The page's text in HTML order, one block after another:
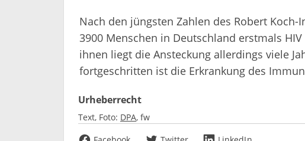
Nach den jüngsten Zahlen des Robert
3900 Menschen in Deutschland erstmals
ihnen liegt die Ansteckung allerdings viele
fortgeschritten ist die Erkrankung des
Urheberrecht
Text, Foto: DPA fw